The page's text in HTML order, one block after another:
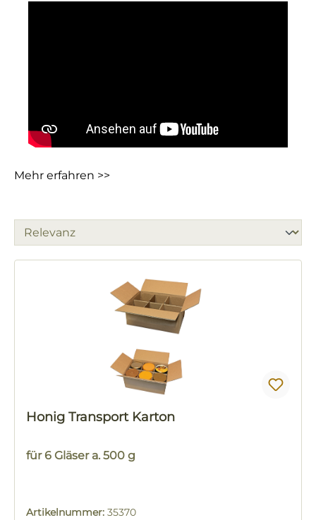
Mehr erfahren >>
Honig Transport Karton
für 6 Gläser a. 500 g
Artikelnummer: 35370